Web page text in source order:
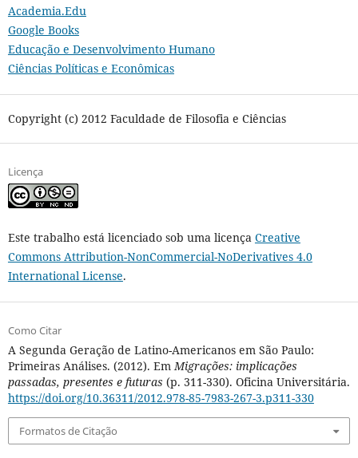
Academia.Edu
Google Books
Educação e Desenvolvimento Humano
Ciências Políticas e Econômicas
Copyright (c) 2012 Faculdade de Filosofia e Ciências
Licença
Este trabalho está licenciado sob uma licença Creative
Commons Attribution-NonCommercial-NoDerivatives 4.0
International License.
Como Citar
A Segunda Geração de Latino-Americanos em São Paulo:
Primeiras Análises. (2012). Em Migrações: implicações
passadas, presentes e futuras (p. 311-330). Oficina Universitária.
https://doi.org/10.36311/2012.978-85-7983-267-3.p311-330
Formatos de Citação